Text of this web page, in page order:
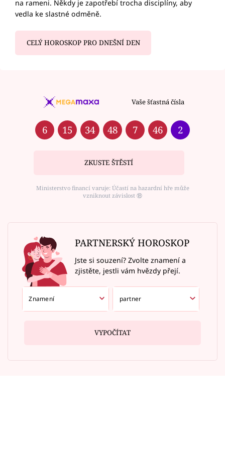
na rameni. Někdy je zapotřebí trocha disciplíny, aby
vedla ke slastné odměně.
CELÝ HOROSKOP PRO DNEŠNÍ DEN
Vaše šťastná čísla
6 15 34 48 7 46 2
ZKUSTE ŠTĚSTÍ
Ministerstvo financí varuje: Účastí na hazardní hře může
vzniknout závislost ⑱
PARTNERSKÝ HOROSKOP
Jste si souzení? Zvolte znamení a
zjistěte, jestli vám hvězdy přejí.
VYPOČÍTAT